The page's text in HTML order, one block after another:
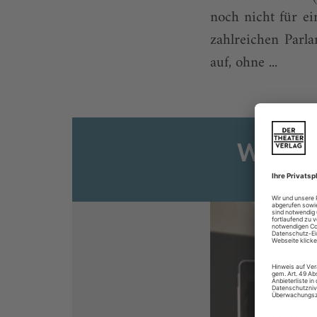
noch nicht für
zahlreichen
auf, ohne ...